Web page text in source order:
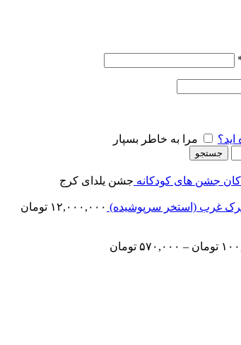
مرا به خاطر بسپار
جستجو
جشن های کودکانه جشن یلدای کرج
غرب (استخر سرپوشیده) ۱۲,۰۰۰,۰۰۰ تومان
تومان – ۵۷۰,۰۰۰ تومان